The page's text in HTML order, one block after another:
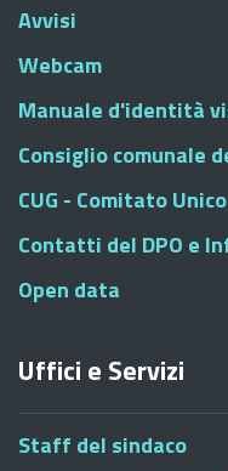
Avvisi
Webcam
Manuale d'identità
Consiglio comunale
CUG - Comitato
Contatti del DPO e
Open data
Uffici e Servizi
Staff del sindaco